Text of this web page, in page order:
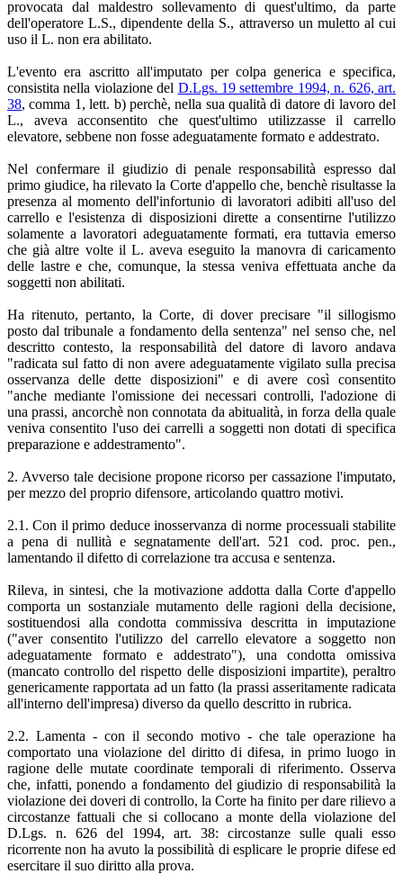
provocata dal maldestro sollevamento di quest'ultimo, da parte
dell'operatore L.S., dipendente della S., attraverso un muletto al cui
uso il L. non era abilitato.
L'evento era ascritto all'imputato per colpa generica e specifica,
consistita nella violazione del D.Lgs. 19 settembre 1994, n. 626, art.
38, comma 1, lett. b) perchè, nella sua qualità di datore di lavoro del
L., aveva acconsentito che quest'ultimo utilizzasse il carrello
elevatore, sebbene non fosse adeguatamente formato e addestrato.
Nel confermare il giudizio di penale responsabilità espresso dal
primo giudice, ha rilevato la Corte d'appello che, benchè risultasse la
presenza al momento dell'infortunio di lavoratori adibiti all'uso del
carrello e l'esistenza di disposizioni dirette a consentirne l'utilizzo
solamente a lavoratori adeguatamente formati, era tuttavia emerso
che già altre volte il L. aveva eseguito la manovra di caricamento
delle lastre e che, comunque, la stessa veniva effettuata anche da
soggetti non abilitati.
Ha ritenuto, pertanto, la Corte, di dover precisare "il sillogismo
posto dal tribunale a fondamento della sentenza" nel senso che, nel
descritto contesto, la responsabilità del datore di lavoro andava
"radicata sul fatto di non avere adeguatamente vigilato sulla precisa
osservanza delle dette disposizioni" e di avere così consentito
"anche mediante l'omissione dei necessari controlli, l'adozione di
una prassi, ancorchè non connotata da abitualità, in forza della quale
veniva consentito l'uso dei carrelli a soggetti non dotati di specifica
preparazione e addestramento".
2. Avverso tale decisione propone ricorso per cassazione l'imputato,
per mezzo del proprio difensore, articolando quattro motivi.
2.1. Con il primo deduce inosservanza di norme processuali stabilite
a pena di nullità e segnatamente dell'art. 521 cod. proc. pen.,
lamentando il difetto di correlazione tra accusa e sentenza.
Rileva, in sintesi, che la motivazione addotta dalla Corte d'appello
comporta un sostanziale mutamento delle ragioni della decisione,
sostituendosi alla condotta commissiva descritta in imputazione
("aver consentito l'utilizzo del carrello elevatore a soggetto non
adeguatamente formato e addestrato"), una condotta omissiva
(mancato controllo del rispetto delle disposizioni impartite), peraltro
genericamente rapportata ad un fatto (la prassi asseritamente radicata
all'interno dell'impresa) diverso da quello descritto in rubrica.
2.2. Lamenta - con il secondo motivo - che tale operazione ha
comportato una violazione del diritto di difesa, in primo luogo in
ragione delle mutate coordinate temporali di riferimento. Osserva
che, infatti, ponendo a fondamento del giudizio di responsabilità la
violazione dei doveri di controllo, la Corte ha finito per dare rilievo a
circostanze fattuali che si collocano a monte della violazione del
D.Lgs. n. 626 del 1994, art. 38: circostanze sulle quali esso
ricorrente non ha avuto la possibilità di esplicare le proprie difese ed
esercitare il suo diritto alla prova.